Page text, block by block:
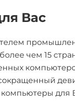
Вас
чем 15
для